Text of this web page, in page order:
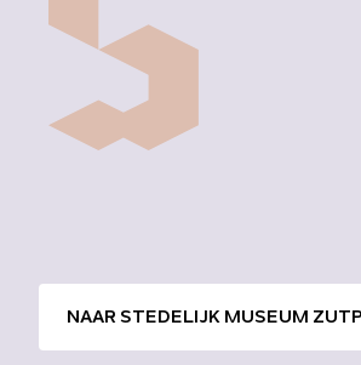
NAAR STEDELIJK MUSEUM